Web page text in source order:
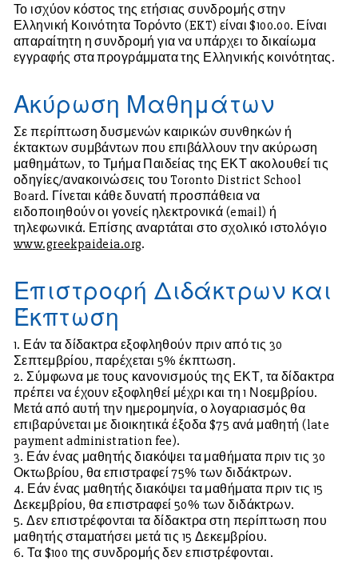
Το ισχύον κόστος της ετήσιας συνδρομής στην
Ελληνική Κοινότητα Τορόντο (EKT) είναι $100.00. Είναι
απαραίτητη η συνδρομή για να υπάρχει το δικαίωμα
εγγραφής στα προγράμματα της Ελληνικής κοινότητας.
Ακύρωση Μαθημάτων
Σε περίπτωση δυσμενών καιρικών συνθηκών ή
έκτακτων συμβάντων που επιβάλλουν την ακύρωση
μαθημάτων, το Τμήμα Παιδείας της ΕΚΤ ακολουθεί τις
οδηγίες/ανακοινώσεις του Toronto District School
Board. Γίνεται κάθε δυνατή προσπάθεια να
ειδοποιηθούν οι γονείς ηλεκτρονικά (email) ή
τηλεφωνικά. Επίσης αναρτάται στο σχολικό ιστολόγιο
www.greekpaideia.org.
Επιστροφή Διδάκτρων και
Έκπτωση
1. Εάν τα δίδακτρα εξοφληθούν πριν από τις 30
Σεπτεμβρίου, παρέχεται 5% έκπτωση.
2. Σύμφωνα με τους κανονισμούς της ΕΚΤ, τα δίδακτρα
πρέπει να έχουν εξοφληθεί μέχρι και τη 1 Νοεμβρίου.
Μετά από αυτή την ημερομηνία, ο λογαριασμός θα
επιβαρύνεται με διοικητικά έξοδα $75 ανά μαθητή (late
payment administration fee).
3. Εάν ένας μαθητής διακόψει τα μαθήματα πριν τις 30
Οκτωβρίου, θα επιστραφεί 75% των διδάκτρων.
4. Εάν ένας μαθητής διακόψει τα μαθήματα πριν τις 15
Δεκεμβρίου, θα επιστραφεί 50% των διδάκτρων.
5. Δεν επιστρέφονται τα δίδακτρα στη περίπτωση που
μαθητής σταματήσει μετά τις 15 Δεκεμβρίου.
6. Τα $100 της συνδρομής δεν επιστρέφονται.